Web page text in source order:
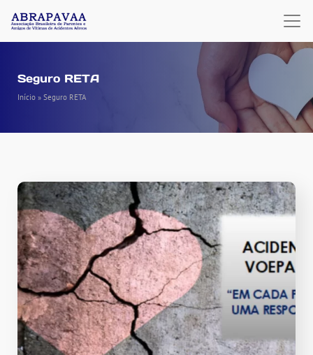
Seguro RETA
Início » Seguro RETA